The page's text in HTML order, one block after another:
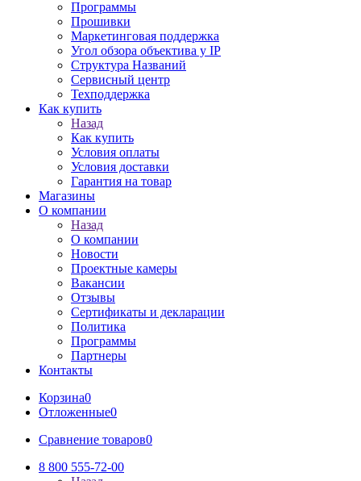
Программы
Прошивки
Маркетинговая поддержка
Угол обзора объектива у IP
Структура Названий
Сервисный центр
Техподдержка
Как купить
Назад
Как купить
Условия оплаты
Условия доставки
Гарантия на товар
Магазины
О компании
Назад
О компании
Новости
Проектные камеры
Вакансии
Отзывы
Сертификаты и декларации
Политика
Программы
Партнеры
Контакты
Корзина0
Отложенные0
Сравнение товаров0
8 800 555-72-00